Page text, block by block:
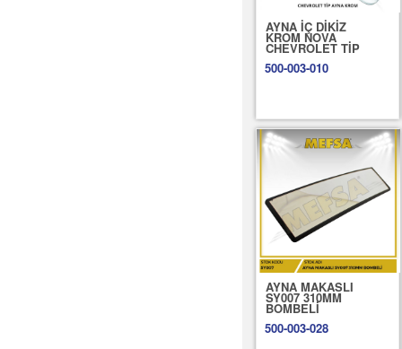
AYNA İÇ DİKİZ
KROM NOVA
CHEVROLET TİP
500-003-010
AYNA MAKASLI
SY007 310MM
BOMBELİ
500-003-028